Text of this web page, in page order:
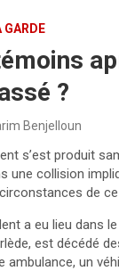
GARDE
?
Benjelloun
s’est produit
une collision
de
a eu lieu dans
est décédé
ambulance, un